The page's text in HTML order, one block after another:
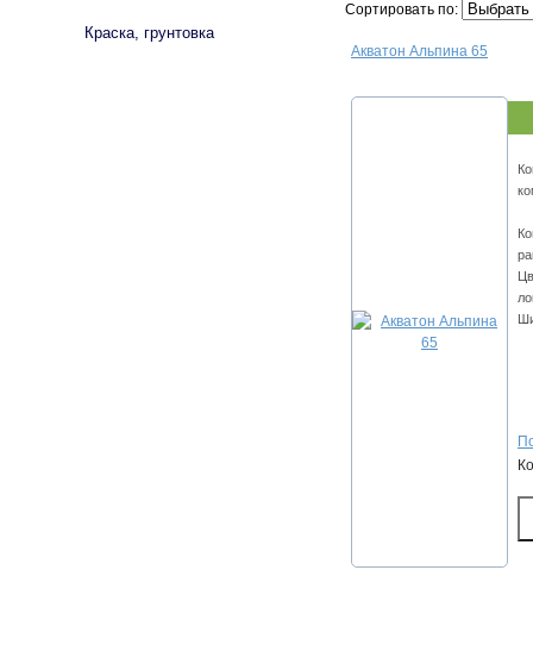
Сортировать по:
Акватон Альпина 65
Краска, грунтовка